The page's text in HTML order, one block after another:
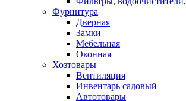
Фурнитура
Дверная
Замки
Мебельная
Оконная
Хозтовары
Вентиляция
Инвентарь садовый
Автотовары